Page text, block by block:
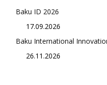
Baku ID 2026
17.09.2026
Baku International
26.11.2026